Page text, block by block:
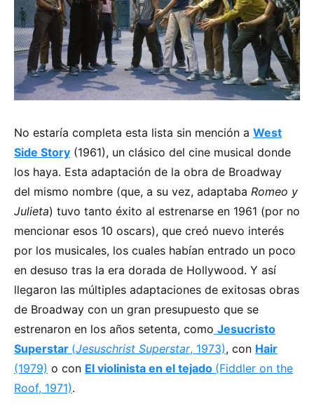
No estaría completa esta lista sin mención a West
Side Story (1961), un clásico del cine musical donde
los haya. Esta adaptación de la obra de Broadway
del mismo nombre (que, a su vez, adaptaba Romeo y
Julieta) tuvo tanto éxito al estrenarse en 1961 (por no
mencionar esos 10 oscars), que creó nuevo interés
por los musicales, los cuales habían entrado un poco
en desuso tras la era dorada de Hollywood. Y así
llegaron las múltiples adaptaciones de exitosas obras
de Broadway con un gran presupuesto que se
estrenaron en los años setenta, como Jesucristo
Superstar (Jesuschrist Superstar, 1973), con Hair
(1979) o con El violinista en el tejado (Fiddler on the
Roof, 1971).